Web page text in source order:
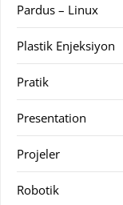
Pardus – Linux
Plastik Enjeksiyon
Pratik
Presentation
Projeler
Robotik